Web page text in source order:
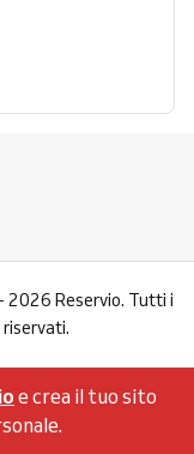
2026 Reservio. Tutti i
e crea il tuo sito